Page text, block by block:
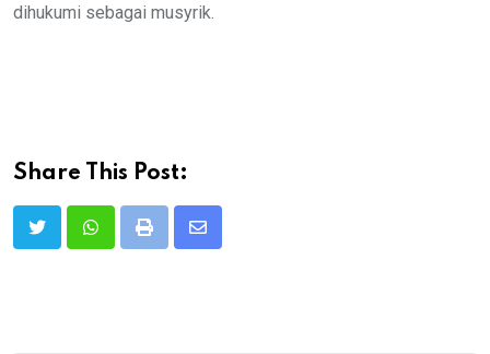
dihukumi sebagai musyrik.
Share This Post:
Print
Share